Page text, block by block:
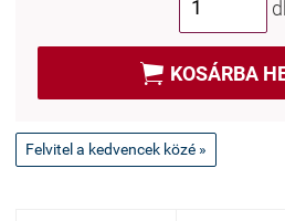
 KOSÁRBA
Felvitel a kedvencek közé »